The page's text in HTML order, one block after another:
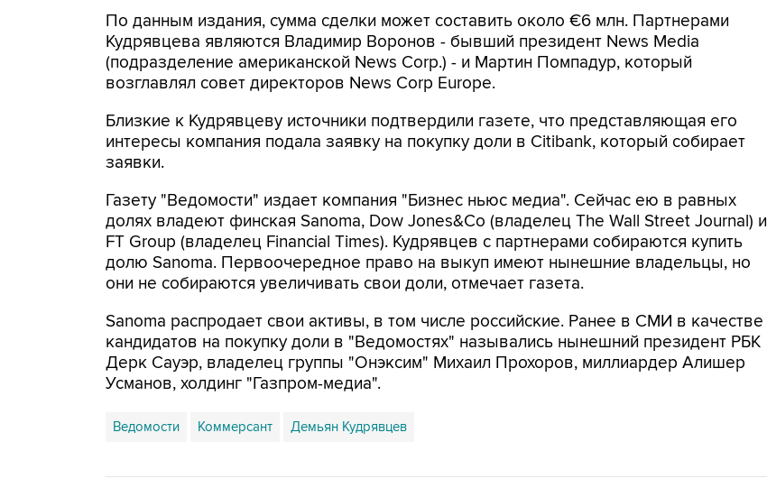
По данным издания, сумма сделки может составить около €6 млн. Партнерами
Кудрявцева являются Владимир Воронов - бывший президент News Media
(подразделение американской News Corp.) - и Мартин Помпадур, который
возглавлял совет директоров News Corp Europe.
Близкие к Кудрявцеву источники подтвердили газете, что представляющая его
интересы компания подала заявку на покупку доли в Citibank, который собирает
заявки.
Газету "Ведомости" издает компания "Бизнес ньюс медиа". Сейчас ею в равных
долях владеют финская Sanoma, Dow Jones&Co (владелец The Wall Street Journal) и
FT Group (владелец Financial Times). Кудрявцев с партнерами собираются купить
долю Sanoma. Первоочередное право на выкуп имеют нынешние владельцы, но
они не собираются увеличивать свои доли, отмечает газета.
Sanoma распродает свои активы, в том числе российские. Ранее в СМИ в качестве
кандидатов на покупку доли в "Ведомостях" назывались нынешний президент РБК
Дерк Сауэр, владелец группы "Онэксим" Михаил Прохоров, миллиардер Алишер
Усманов, холдинг "Газпром-медиа".
Ведомости Коммерсант Демьян Кудрявцев